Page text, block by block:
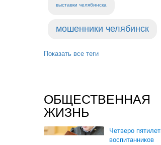
выставки челябинска
мошенники челябинск
Показать все теги
ОБЩЕСТВЕННАЯ
ЖИЗНЬ
Четверо
воспитанников